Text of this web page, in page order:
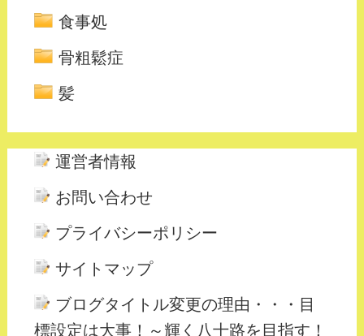
食事処
骨粗鬆症
髪
運営者情報
お問い合わせ
プライバシーポリシー
サイトマップ
ブログタイトル変更の理由・・・目
標設定は大事！～輝く八十路を目指す！